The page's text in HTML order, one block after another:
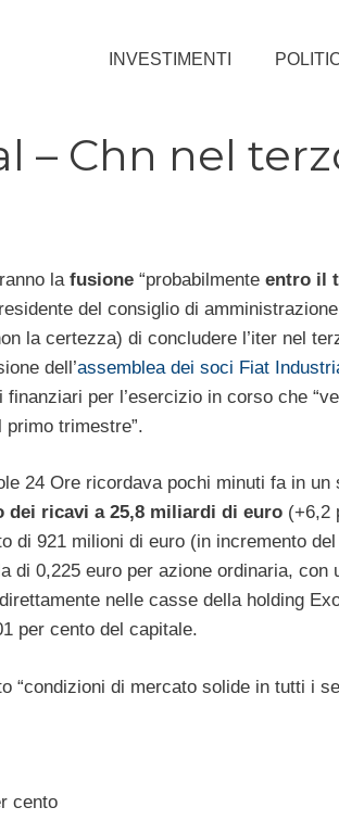
INVESTIMENTI
– Chn nel
la fusione“probabilmente entro il
del consiglio di
la certezza) di concludere l’iter nel
dell’assemblea dei soci Fiat
per l’esercizio in corso che
trimestre”.
24 Ore ricordava pochi minuti fa in un
dei ricavi a 25,8 miliardi di euro (+6,2
di 921 milioni di euro (in incremento
di 0,225 euro per azione ordinaria, con
nelle casse della holding
per cento del capitale.
“condizioni di mercato solide in tutti i
cento